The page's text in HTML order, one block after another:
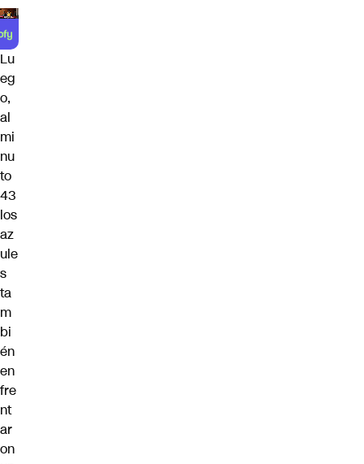
Lu
eg
o,
al
mi
nu
to
43
los
az
ule
s
ta
m
bi
én
en
fre
nt
ar
on